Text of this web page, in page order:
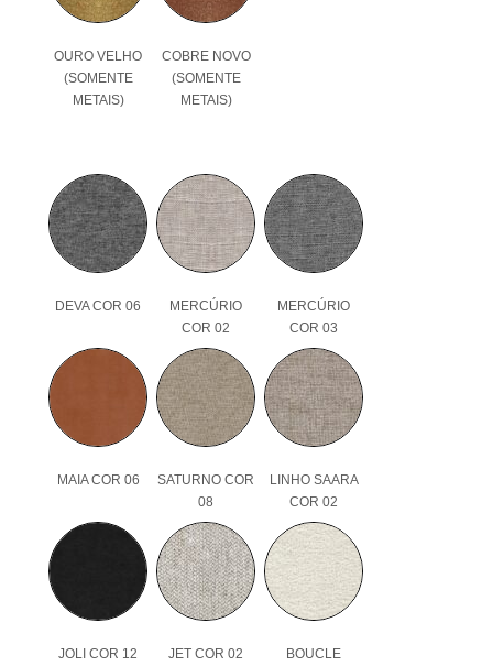
OURO VELHO
(SOMENTE
METAIS)
COBRE NOVO
(SOMENTE
METAIS)
DEVA COR 06
MERCÚRIO
COR 02
MERCÚRIO
COR 03
MAIA COR 06
SATURNO COR
08
LINHO SAARA
COR 02
JOLI COR 12 JET COR 02
BOUCLE